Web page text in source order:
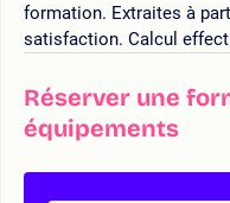
formation. Extraites à
satisfaction. Calcul
Réserver une
équipements